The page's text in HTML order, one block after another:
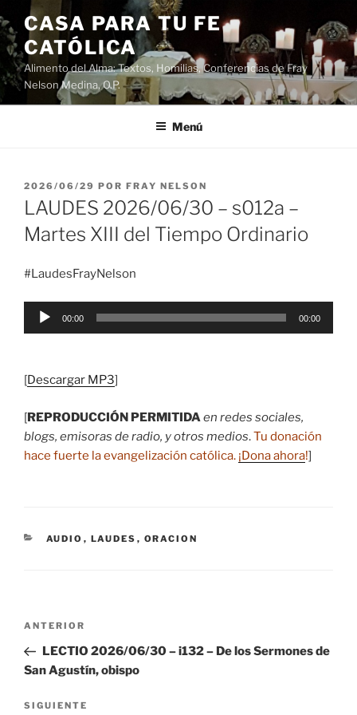
Saltar
al
contenido
CASA PARA TU FE
CATÓLICA
Alimento del Alma: Textos, Homilias, Conferencias de Fray
Nelson Medina, O.P.
Menú
PUBLICADO
EL
2026/06/29 POR FRAY NELSON
LAUDES 2026/06/30 – s012a –
Martes XIII del Tiempo Ordinario
#LaudesFrayNelson
Reproductor
00:00 00:00
[Descargar MP3]
[REPRODUCCIÓN PERMITIDAen redes sociales,
blogs, emisoras de radio, y otros medios.Tu donación
hace fuerte la evangelización católica. ¡Dona ahora!]
CATEGORÍAS
AUDIO , LAUDES , ORACION
Navegación
entradas
Entrada
anterior:
ANTERIOR
LECTIO 2026/06/30 – i132 – De los Sermones de
San Agustín, obispo
Siguiente
SIGUIENTE